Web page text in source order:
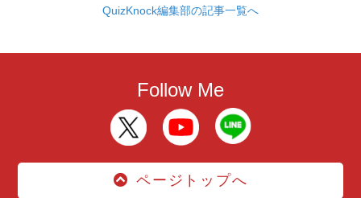
QuizKnock編集部の記事一覧へ
Follow Me
ページトップへ